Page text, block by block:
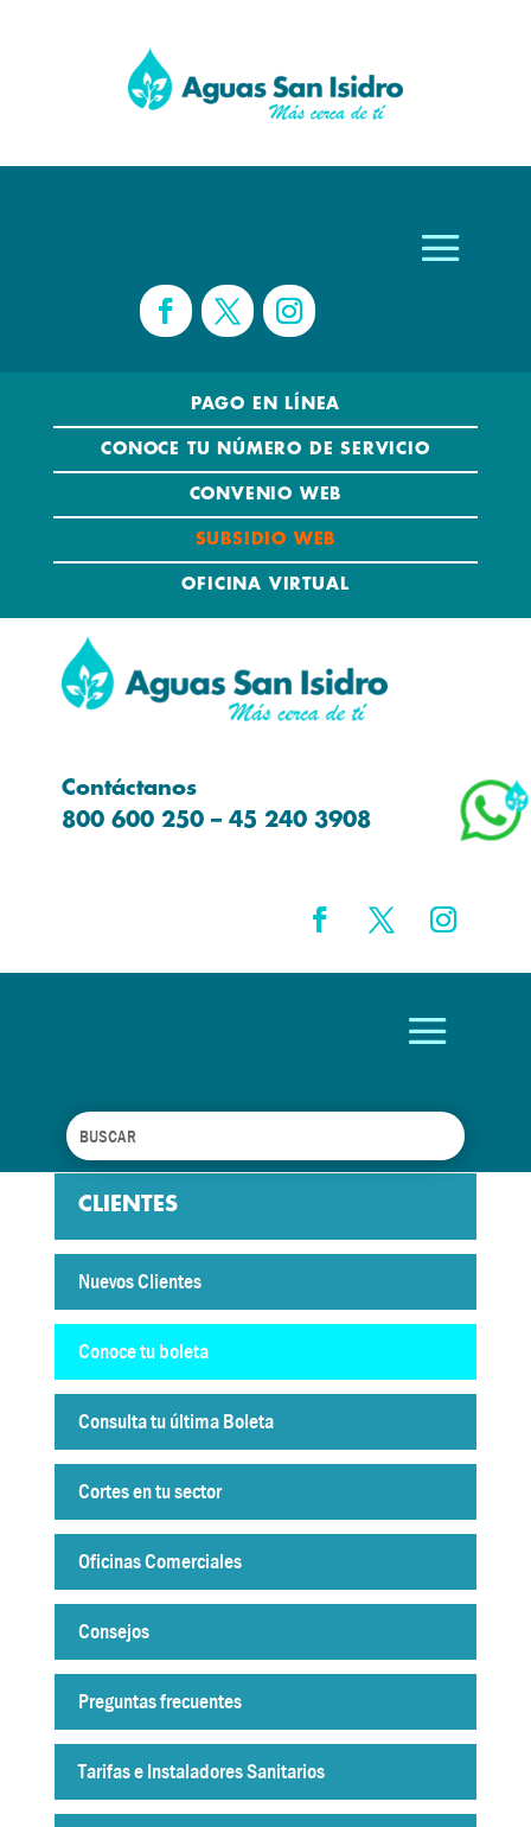
PAGO EN LÍNEA
CONOCE TU NÚMERO DE SERVICIO
CONVENIO WEB
SUBSIDIO WEB
OFICINA VIRTUAL
Contáctanos
800 600 250 – 45 240 3908
CLIENTES
Nuevos Clientes
Conoce tu boleta
Consulta tu última Boleta
Cortes en tu sector
Oficinas Comerciales
Consejos
Preguntas frecuentes
Tarifas e Instaladores Sanitarios